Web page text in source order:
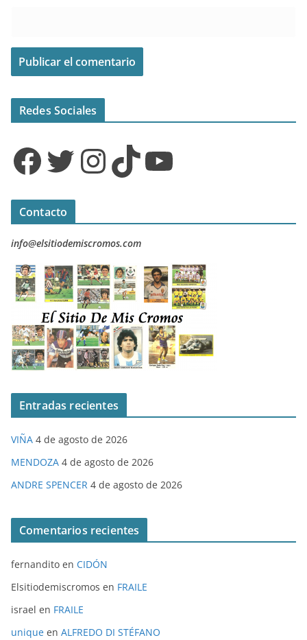
Redes Sociales
Facebook Twitter InstagramTikTok YouTube
Contacto
info@elsitiodemiscromos.com
Entradas recientes
VIÑA 4 de agosto de 2026
MENDOZA 4 de agosto de 2026
ANDRE SPENCER 4 de agosto de 2026
Comentarios recientes
fernandito en CIDÓN
Elsitiodemiscromos en FRAILE
israel en FRAILE
unique en ALFREDO DI STÉFANO